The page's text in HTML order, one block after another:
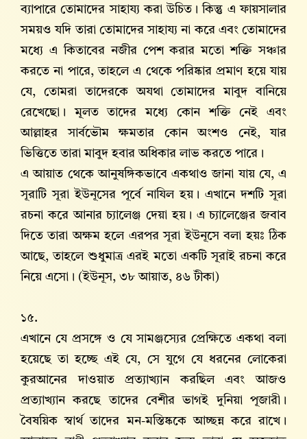
ব্যাপারে তোমাদের সাহায্য করা উচিত। কিন্তু এ ফায়সালার
সময়ও যদি তারা তোমাদের সাহায্য না করে এবং তোমাদের
মধ্যে এ কিতাবের নজীর পেশ করার মতো শক্তি সঞ্চার
করতে না পারে, তাহলে এ থেকে পরিষ্কার প্রমাণ হয়ে যায়
যে, তোমরা তাদেরকে অযথা তোমাদের মাবুদ বানিয়ে
রেখেছো। মূলত তাদের মধ্যে কোন শক্তি নেই এবং
আল্লাহর সার্বভৌম ক্ষমতার কোন অংশও নেই, যার
ভিত্তিতে তারা মাবুদ হবার অধিকার লাভ করতে পারে।
এ আয়াত থেকে আনুষঙ্গিকভাবে একথাও জানা যায় যে, এ
সূরাটি সূরা ইউনূসের পূর্বে নাযিল হয়। এখানে দশটি সূরা
রচনা করে আনার চ্যালেঞ্জ দেয়া হয়। এ চ্যালেঞ্জের জবাব
দিতে তারা অক্ষম হলে এরপর সূরা ইউনূসে বলা হয়ঃ ঠিক
আছে, তাহলে শুধুমাত্র এরই মতো একটি সূরাই রচনা করে
নিয়ে এসো। (ইউনূস, ৩৮ আয়াত, ৪৬ টীকা)
১৫.
এখানে যে প্রসঙ্গে ও যে সামঞ্জস্যের প্রেক্ষিতে একথা বলা
হয়েছে তা হচ্ছে এই যে, সে যুগে যে ধরনের লোকেরা
কুরআনের দাওয়াত প্রত্যাখ্যান করছিল এবং আজও
প্রত্যাখ্যান করছে তাদের বেশীর ভাগই দুনিয়া পূজারী।
বৈষয়িক স্বার্থ তাদের মন-মস্তিষ্ককে আচ্ছন্ন করে রাখে।